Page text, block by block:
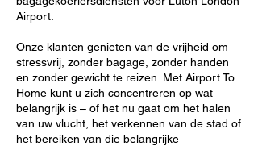
Airport.
Onze klanten genieten van de vrijheid om
stressvrij, zonder bagage, zonder handen
en zonder gewicht te reizen. Met Airport To
Home kunt u zich concentreren op wat
belangrijk is – of het nu gaat om het halen
van uw vlucht, het verkennen van de stad of
het bereiken van die belangrijke